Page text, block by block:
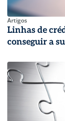
Artigos
Linhas de
conseguir a